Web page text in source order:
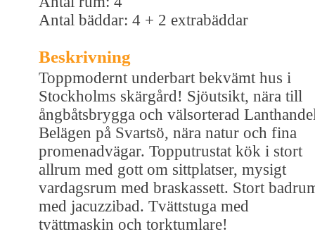
Antal bäddar: 4 + 2 extrabäddar
Beskrivning
Toppmodernt underbart bekvämt hus i
Stockholms skärgård! Sjöutsikt, nära till
ångbåtsbrygga och välsorterad
Belägen på Svartsö, nära natur och fina
promenadvägar. Topputrustat kök i stort
allrum med gott om sittplatser, mysigt
vardagsrum med braskassett. Stort
med jacuzzibad. Tvättstuga med
tvättmaskin och torktumlare!